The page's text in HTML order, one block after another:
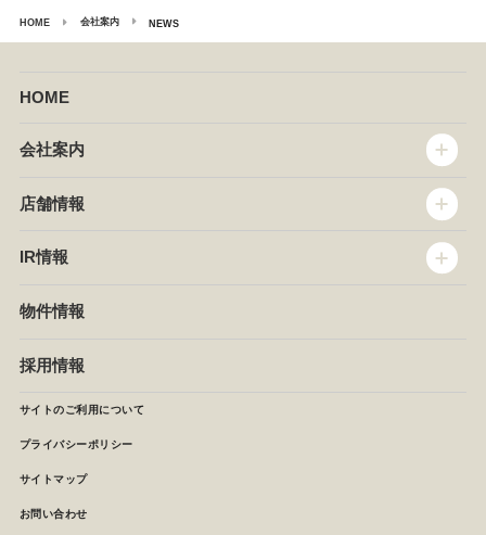
HOME 会社案内 NEWS
HOME
会社案内
企業情報
セントラルキッチン
NEWS
店舗情報
椿屋珈琲
イタリアンダイニングDONA
店舗検索
IR情報
IRニュース
月次報告
決算短信
株主の皆様へ
よくあるご質問 (株主優待制度)
物件情報
採用情報
サイトのご利用について
プライバシーポリシー
サイトマップ
お問い合わせ